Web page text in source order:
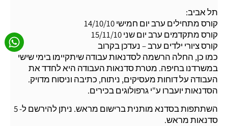
תל אביב:
קורס מתחילים ערב יום חמישי 14/10/10
קורס מתקדמים ערב יום שני 15/11/10
קורס ציורי ילדים ערב – נעדכן בקרוב
כמו כן, החלה הרשמה לסדנאות עבודה שיתקיימו בימי שישי
במשרדנו בחיפה. מטרת סדנאות העבודה היא לחדד את
העבודה על דוחות מעסיקים, ניתוח, כתיבה וניסוח מדויק.
הסדנאות יועברו ע"י גרפולוגים בכירים.
השתתפות בסדנא מותנית ברישום מראש. ניתן להירשם ל- 5
סדנאות מראש.